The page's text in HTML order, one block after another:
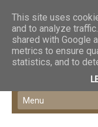
This site uses
and to analyze
shared with Google
metrics to ensure
statistics, and to